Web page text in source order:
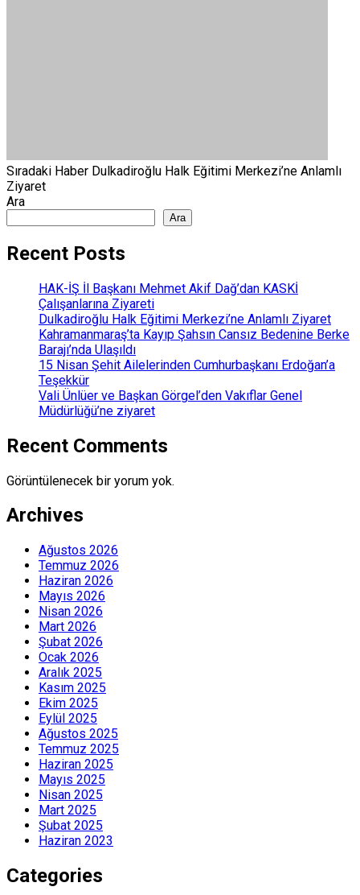
Sıradaki Haber Dulkadiroğlu Halk Eğitimi Merkezi’ne Anlamlı
Ziyaret
Ara
Ara
Recent Posts
HAK-İŞ İl Başkanı Mehmet Akif Dağ’dan KASKİ
Çalışanlarına Ziyareti
Dulkadiroğlu Halk Eğitimi Merkezi’ne Anlamlı Ziyaret
Kahramanmaraş’ta Kayıp Şahsın Cansız Bedenine Berke
Barajı’nda Ulaşıldı
15 Nisan Şehit Ailelerinden Cumhurbaşkanı Erdoğan’a
Teşekkür
Vali Ünlüer ve Başkan Görgel’den Vakıflar Genel
Müdürlüğü’ne ziyaret
Recent Comments
Görüntülenecek bir yorum yok.
Archives
Ağustos 2026
Temmuz 2026
Haziran 2026
Mayıs 2026
Nisan 2026
Mart 2026
Şubat 2026
Ocak 2026
Aralık 2025
Kasım 2025
Ekim 2025
Eylül 2025
Ağustos 2025
Temmuz 2025
Haziran 2025
Mayıs 2025
Nisan 2025
Mart 2025
Şubat 2025
Haziran 2023
Categories